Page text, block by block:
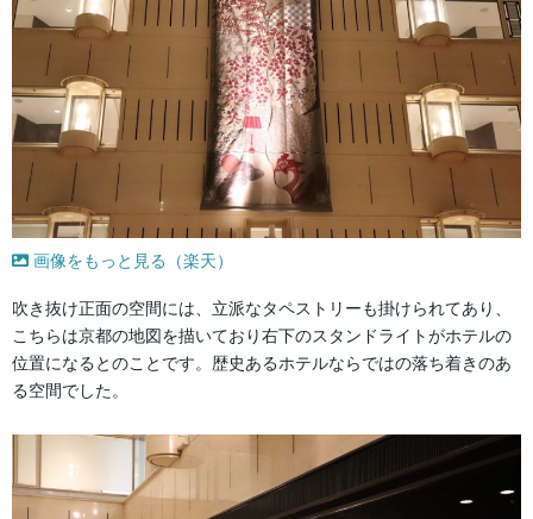
画像をもっと見る（楽天）
吹き抜け正面の空間には、立派なタペストリーも掛けられてあり、
こちらは京都の地図を描いており右下のスタンドライトがホテルの
位置になるとのことです。歴史あるホテルならではの落ち着きのあ
る空間でした。